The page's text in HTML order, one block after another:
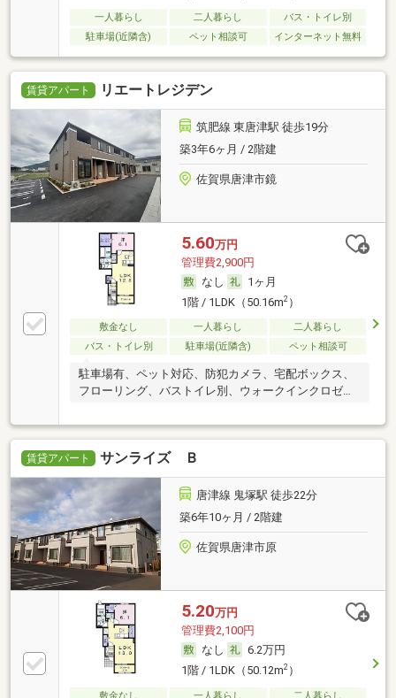
一人暮らし 二人暮らし
バス・トイレ別
駐車場(近隣含)
ペット相談可 インターネット無料
賃貸アパート リエートレジデン
筑肥線 東唐津駅 徒歩19分
築3年6ヶ月 / 2階建
佐賀県唐津市鏡
5.60万円
管理費2,900円
なし
1ヶ月
1階 / 1LDK（50.16m2）
敷金なし 一人暮らし
二人暮らし
バス・トイレ別
駐車場(近隣含) ペット相談可
駐車場有、ペット対応、防犯カメラ、宅配ボックス、
フローリング、バストイレ別、ウォークインクロゼッ
賃貸アパート サンライズ Ｂ
唐津線 鬼塚駅 徒歩22分
築6年10ヶ月 / 2階建
佐賀県唐津市原
5.20万円
管理費2,100円
なし
6.2万円
1階 / 1LDK（50.12m2）
敷金なし 一人暮らし 二人暮らし